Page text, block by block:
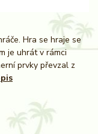
Hra se hraje se
je uhrát v rámci
prvky převzal z